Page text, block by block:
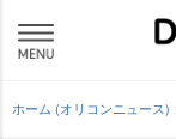
ホーム (オリコンニュース)